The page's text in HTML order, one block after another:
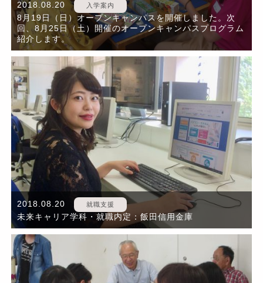
2018.08.20 入学案内
8月19日（日）オープンキャンパスを開催しました。次
回、8月25日（土）開催のオープンキャンパスプログラム
紹介します。
2018.08.20 就職支援
未来キャリア学科・就職内定：飯田信用金庫